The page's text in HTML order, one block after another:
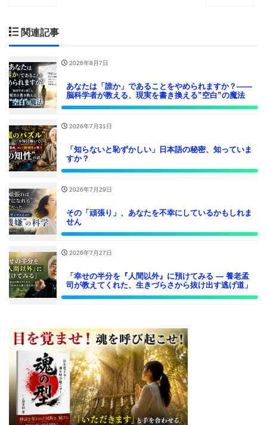
関連記事
2026年8月7日
あなたは「誰か」であることをやめられますか？——
脳科学者が教える、現実を書き換える”空白”の魔法
2026年7月31日
「知らないと恥ずかしい」日本語の秘密、知っていま
すか？
2026年7月29日
その「頑張り」、あなたを不幸にしているかもしれま
せん
2026年7月27日
「幸せの半分を『人間以外』に預けてみる ― 養老孟
司が教えてくれた、生きづらさから抜け出す逃げ道」